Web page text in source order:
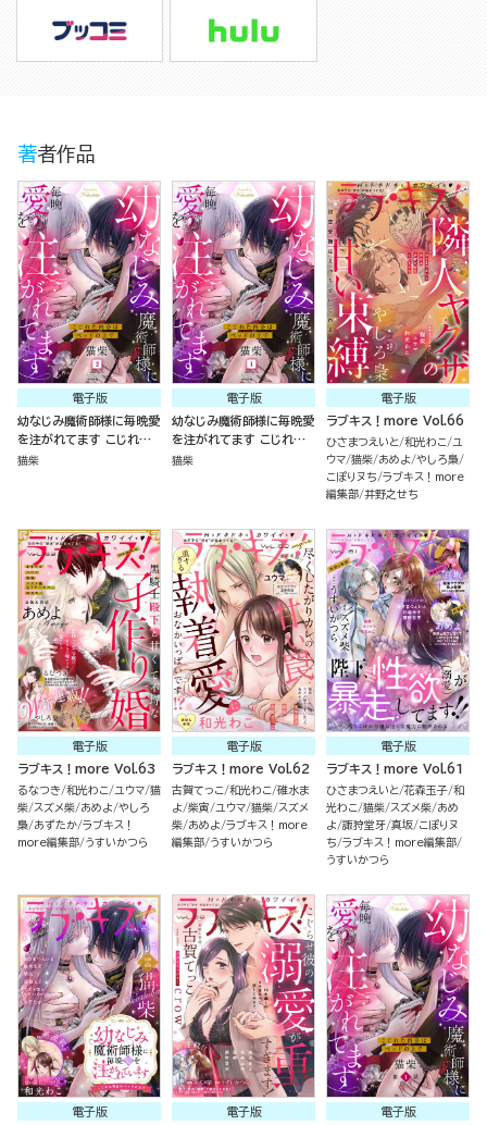
著者作品
電子版
幼なじみ魔術師様に毎晩愛
を注がれてます こじれた
再会はベッドの上で （2）
猫柴
電子版
幼なじみ魔術師様に毎晩愛
を注がれてます こじれた
再会はベッドの上で （1）
猫柴
電子版
ラブキス！more Vol.66
ひさまつえいと 和光わこ
ユ
ウマ 猫柴 あめよ やしろ梟
こぽりヌち ラブキス！more
編集部 井野之せち
電子版
ラブキス！more Vol.63
るなつき 和光わこ ユウマ 猫
柴 スズメ柴 あめよ やしろ
梟 あずたか ラブキス！
more編集部 うすいかつら
電子版
ラブキス！more Vol.62
古賀てっこ 和光わこ 碓水ま
よ 柴寅 ユウマ 猫柴 スズメ
柴 あめよ ラブキス！more
編集部 うすいかつら
電子版
ラブキス！more Vol.61
ひさまつえいと 花森玉子 和
光わこ 猫柴 スズメ柴 あめ
よ 諏狩堂牙 真坂 こぽりヌ
ち ラブキス！more編集部
うすいかつら
電子版 電子版 電子版